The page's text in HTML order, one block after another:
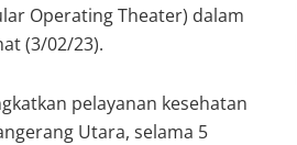
Operating Theater) dalam
(3/02/23).
pelayanan kesehatan
Utara, selama 5